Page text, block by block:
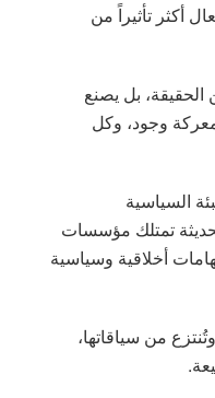
أكثر تأثيراً من
الحقيقة، بل يصنع
معركة وجود، وكل
السياسية
تمتلك مؤسسات
أخلاقية وسياسية
من سياقاتها،